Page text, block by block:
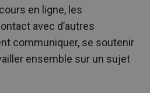
en ligne, les
avec d’autres
communiquer, se soutenir
ensemble sur un sujet